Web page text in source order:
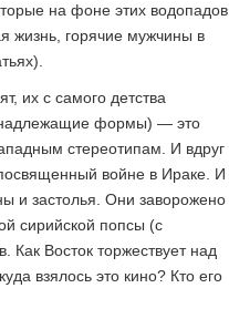
на фоне этих водопадов
жизнь, горячие мужчины в
их с самого детства
надлежащие формы) — это
стереотипам. И вдруг
войне в Ираке. И
и застолья. Они заворожено
сирийской попсы (с
Восток торжествует над
взялось это кино? Кто его